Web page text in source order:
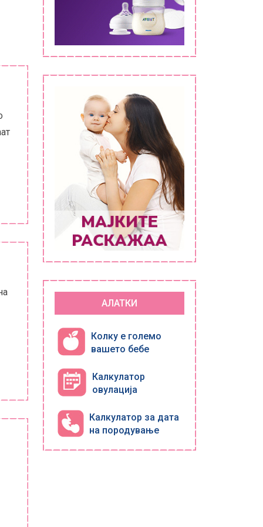
АЛАТКИ
Колку е големо
вашето бебе
Калкулатор
овулација
Калкулатор за дата
на породување